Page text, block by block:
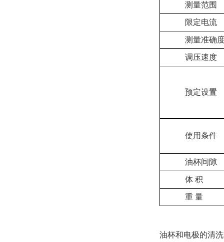
测量范围
限定电流
测量准确
调压速度
预定设置
使用条件
油杯间隙
体 积
重 量
油杯和电极的清